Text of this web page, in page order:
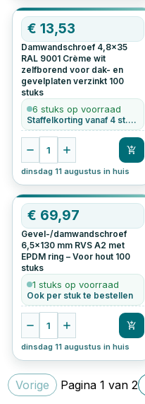
€13,53
Damwandschroef 4,8x35
RAL 9001 Crème wit
zelfborend voor dak- en
gevelplaten verzinkt 100
stuks
6 stuks op voorraad
Staffelkorting vanaf 4 st. • Ook per stuk te bestellen
1
dinsdag 11 augustus in huis
€ 69,97
Gevel-/damwandschroef
6,5x130 mm RVS A2 met
EPDM ring – Voor hout 100
stuks
1 stuks op voorraad
Ook per stuk te bestellen
1
dinsdag 11 augustus in huis
Vorige Pagina1 van2